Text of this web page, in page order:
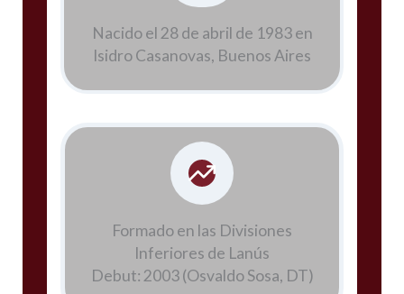
Nacido el 28 de abril de 1983 en
Isidro Casanovas, Buenos Aires
Formado en las Divisiones
Inferiores de Lanús
Debut: 2003 (Osvaldo Sosa, DT)